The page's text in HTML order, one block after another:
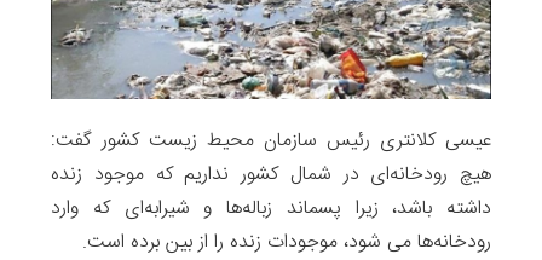
عیسی کلانتری رئیس سازمان محیط زیست کشور گفت:
هیچ رودخانه‌ای در شمال کشور نداریم که موجود زنده
داشته باشد، زیرا پسماند زباله‌ها و شیرابه‌ای که وارد
رودخانه‌ها می شود، موجودات زنده را از بین برده است.